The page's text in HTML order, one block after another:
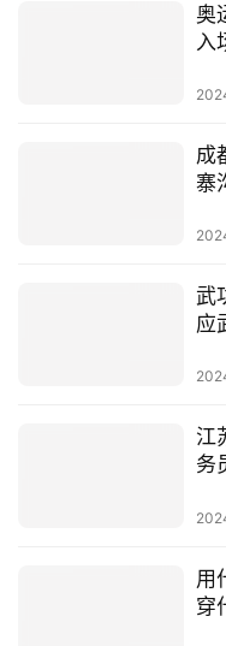
奥
入
成
寨
武
应
江
务
用
穿